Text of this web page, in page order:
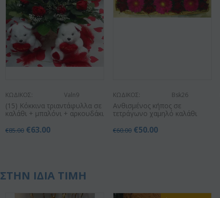
ΚΩΔΙΚΟΣ: Valn9
(15) Κόκκινα τριαντάφυλλα σε
καλάθι + μπαλόνι + αρκουδάκι
€85.00 €63.00
ΚΩΔΙΚΟΣ: Bsk26
Ανθισμένος κήπος σε
τετράγωνο χαμηλό καλάθι
€60.00 €50.00
ΣΤΗΝ ΙΔΙΑ ΤΙΜΗ